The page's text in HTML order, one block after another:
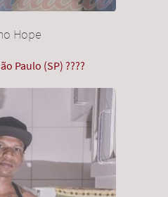
Hope
Paulo (SP) ????